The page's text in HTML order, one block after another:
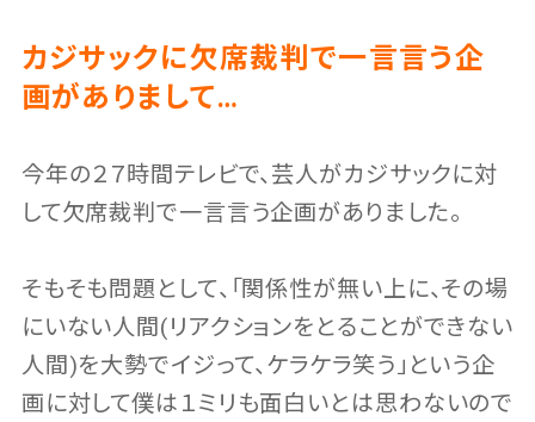
カジサックに欠席裁判で一言言う企
画がありまして…
今年の２７時間テレビで、芸人がカジサックに対
して欠席裁判で一言言う企画がありました。
そもそも問題として、「関係性が無い上に、その場
にいない人間(リアクションをとることができない
人間)を大勢でイジって、ケラケラ笑う」という企
画に対して僕は１ミリも面白いとは思わないので